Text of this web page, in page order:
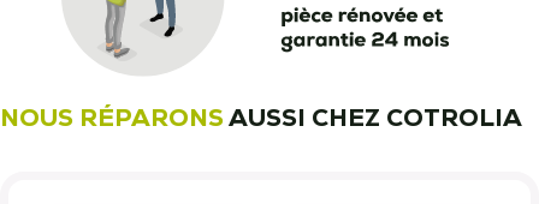
NOUS RÉPARONSAUSSI CHEZ COTROLIA